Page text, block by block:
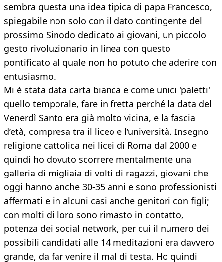
sembra questa una idea tipica di papa Francesco,
spiegabile non solo con il dato contingente del
prossimo Sinodo dedicato ai giovani, un piccolo
gesto rivoluzionario in linea con questo
pontificato al quale non ho potuto che aderire con
entusiasmo.
Mi è stata data carta bianca e come unici 'paletti'
quello temporale, fare in fretta perché la data del
Venerdì Santo era già molto vicina, e la fascia
d’età, compresa tra il liceo e l’università. Insegno
religione cattolica nei licei di Roma dal 2000 e
quindi ho dovuto scorrere mentalmente una
galleria di migliaia di volti di ragazzi, giovani che
oggi hanno anche 30-35 anni e sono professionisti
affermati e in alcuni casi anche genitori con figli;
con molti di loro sono rimasto in contatto,
potenza dei social network, per cui il numero dei
possibili candidati alle 14 meditazioni era davvero
grande, da far venire il mal di testa. Ho quindi